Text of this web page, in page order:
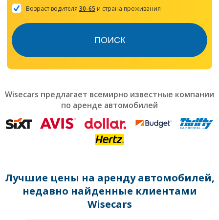
the
and
mark
get
the
dates.
Возраст водителя 30-65 и страна проживания
ПОИСК
Wisecars предлагает всемирно известные компании
по аренде автомобилей
Лучшие цены на аренду автомобилей,
недавно найденные клиентами
Wisecars